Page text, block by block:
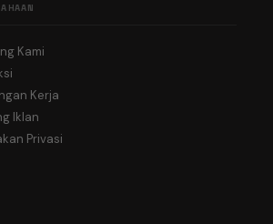
Kami
Kerja
Iklan
Privasi